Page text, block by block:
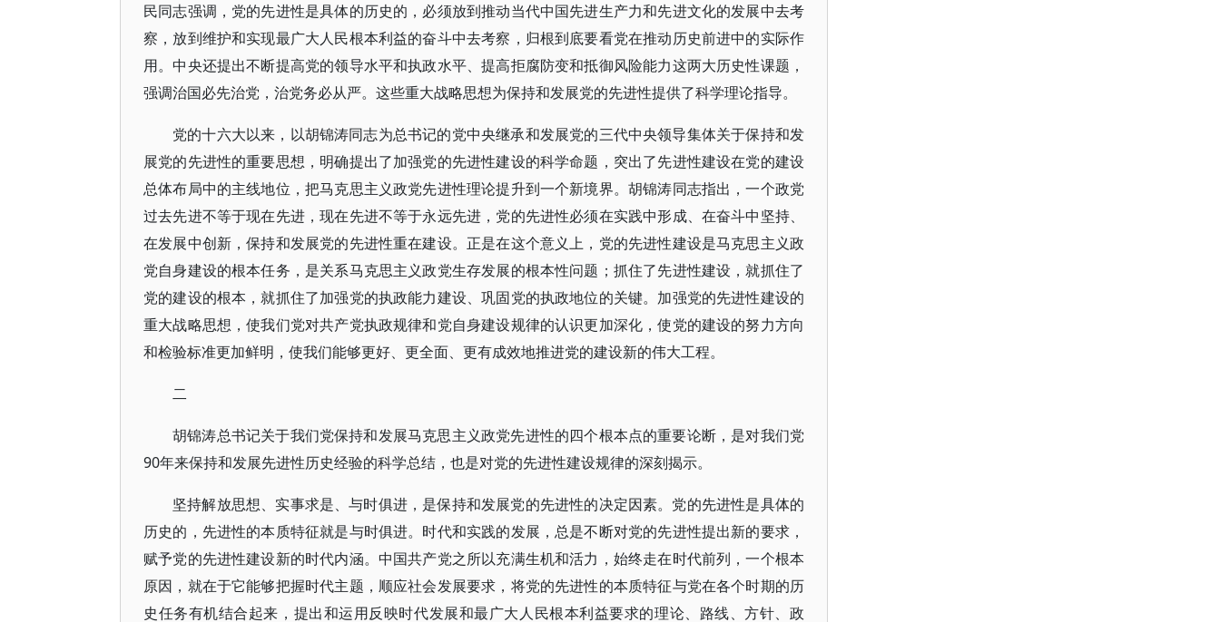
民同志强调，党的先进性是具体的历史的，必须放到推动当代中国先进生产力和先进文化的发展中去考
察，放到维护和实现最广大人民根本利益的奋斗中去考察，归根到底要看党在推动历史前进中的实际作
用。中央还提出不断提高党的领导水平和执政水平、提高拒腐防变和抵御风险能力这两大历史性课题，
强调治国必先治党，治党务必从严。这些重大战略思想为保持和发展党的先进性提供了科学理论指导。
党的十六大以来，以胡锦涛同志为总书记的党中央继承和发展党的三代中央领导集体关于保持和发
展党的先进性的重要思想，明确提出了加强党的先进性建设的科学命题，突出了先进性建设在党的建设
总体布局中的主线地位，把马克思主义政党先进性理论提升到一个新境界。胡锦涛同志指出，一个政党
过去先进不等于现在先进，现在先进不等于永远先进，党的先进性必须在实践中形成、在奋斗中坚持、
在发展中创新，保持和发展党的先进性重在建设。正是在这个意义上，党的先进性建设是马克思主义政
党自身建设的根本任务，是关系马克思主义政党生存发展的根本性问题；抓住了先进性建设，就抓住了
党的建设的根本，就抓住了加强党的执政能力建设、巩固党的执政地位的关键。加强党的先进性建设的
重大战略思想，使我们党对共产党执政规律和党自身建设规律的认识更加深化，使党的建设的努力方向
和检验标准更加鲜明，使我们能够更好、更全面、更有成效地推进党的建设新的伟大工程。
二
胡锦涛总书记关于我们党保持和发展马克思主义政党先进性的四个根本点的重要论断，是对我们党
90年来保持和发展先进性历史经验的科学总结，也是对党的先进性建设规律的深刻揭示。
坚持解放思想、实事求是、与时俱进，是保持和发展党的先进性的决定因素。党的先进性是具体的
历史的，先进性的本质特征就是与时俱进。时代和实践的发展，总是不断对党的先进性提出新的要求，
赋予党的先进性建设新的时代内涵。中国共产党之所以充满生机和活力，始终走在时代前列，一个根本
原因，就在于它能够把握时代主题，顺应社会发展要求，将党的先进性的本质特征与党在各个时期的历
史任务有机结合起来，提出和运用反映时代发展和最广大人民根本利益要求的理论、路线、方针、政